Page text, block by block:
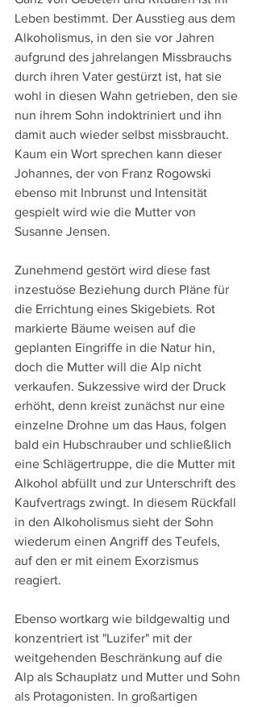
Leben bestimmt. Der Ausstieg aus dem
Alkoholismus, in den sie vor Jahren
aufgrund des jahrelangen Missbrauchs
durch ihren Vater gestürzt ist, hat sie
wohl in diesen Wahn getrieben, den sie
nun ihrem Sohn indoktriniert und ihn
damit auch wieder selbst missbraucht.
Kaum ein Wort sprechen kann dieser
Johannes, der von Franz Rogowski
ebenso mit Inbrunst und Intensität
gespielt wird wie die Mutter von
Susanne Jensen.
Zunehmend gestört wird diese fast
inzestuöse Beziehung durch Pläne für
die Errichtung eines Skigebiets. Rot
markierte Bäume weisen auf die
geplanten Eingriffe in die Natur hin,
doch die Mutter will die Alp nicht
verkaufen. Sukzessive wird der Druck
erhöht, denn kreist zunächst nur eine
einzelne Drohne um das Haus, folgen
bald ein Hubschrauber und schließlich
eine Schlägertruppe, die die Mutter mit
Alkohol abfüllt und zur Unterschrift des
Kaufvertrags zwingt. In diesem Rückfall
in den Alkoholismus sieht der Sohn
wiederum einen Angriff des Teufels,
auf den er mit einem Exorzismus
reagiert.
Ebenso wortkarg wie bildgewaltig und
konzentriert ist "Luzifer" mit der
weitgehenden Beschränkung auf die
Alp als Schauplatz und Mutter und Sohn
als Protagonisten. In großartigen